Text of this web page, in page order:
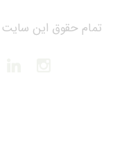
تمام حقوق این